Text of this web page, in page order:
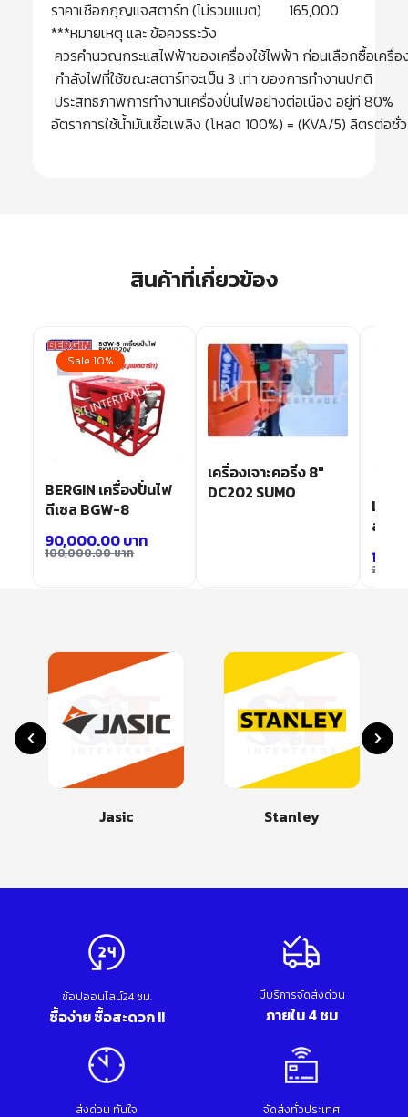
ราคาเชือกกุญแจสตาร์ท (ไม่รวมแบต)
165,000
***หมายเหตุ และ ข้อควรระวัง
ควรคำนวณกระแสไฟฟ้าของเครื่องใช้ไฟฟ้า ก่อนเลือกซื้อเครื่อ
กำลังไฟที่ใช้ขณะสตาร์ทจะเป็น 3 เท่า ของการทำงานปกติ
ประสิทธิภาพการทำงานเครื่องปั่นไฟอย่างต่อเนือง อยู่ที 80%
อัตราการใช้น้ำมันเชื้อเพลิง (โหลด 100%) = (KVA/5) ลิตรต่อชั่
สินค้าที่เกี่ยวข้อง
Sale 10%
BERGIN เครื่องปั่นไฟ
ดีเซล BGW-8
100,000.00บาท
90,000.00บาท
เครื่องเจาะคอริ่ง 8″
DC202 SUMO
สว่า
Jasic Stanley
ช้อปออนไลน์24 ชม.
ซื้อง่าย ซื้อสะดวก !!
มีบริการจัดส่งด่วน
ภายใน 4 ชม
ส่งด่วน ทันใจ จัดส่งทั่วประเทศ